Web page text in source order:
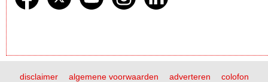
disclaimer algemene voorwaarden adverteren colofon